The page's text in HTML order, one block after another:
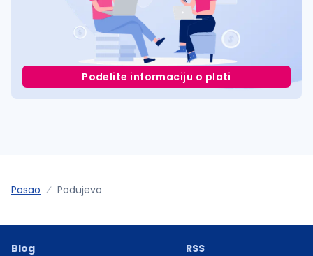
Podelite informaciju o plati
Posao Podujevo
Blog
RSS